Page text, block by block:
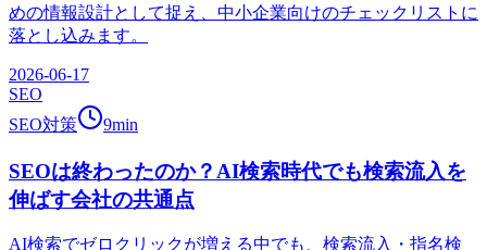
めの情報設計として捉え、中小企業向けのチェックリストに
落とし込みます。
2026-06-17
SEO
SEO対策
9min
SEOは終わったのか？AI検索時代でも検索流入を
伸ばす会社の共通点
AI検索でゼロクリックが増える中でも、検索流入・指名検